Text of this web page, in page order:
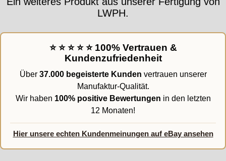
LWPH.
⭐ ⭐ ⭐ ⭐ ⭐ 100% Vertrauen &
Kundenzufriedenheit
Über 37.000 begeisterte Kunden vertrauen unserer
Manufaktur-Qualität.
Wir haben 100% positive Bewertungen in den letzten
12 Monaten!
Hier unsere echten Kundenmeinungen auf eBay ansehen